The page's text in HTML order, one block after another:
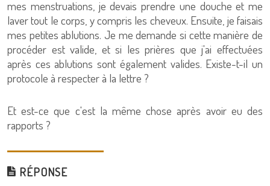
mes menstruations, je devais prendre une douche et me
laver tout le corps, y compris les cheveux. Ensuite, je faisais
mes petites ablutions. Je me demande si cette manière de
procéder est valide, et si les prières que j'ai effectuées
après ces ablutions sont également valides. Existe-t-il un
protocole à respecter à la lettre ?
Et est-ce que c'est la même chose après avoir eu des
rapports ?
RÉPONSE